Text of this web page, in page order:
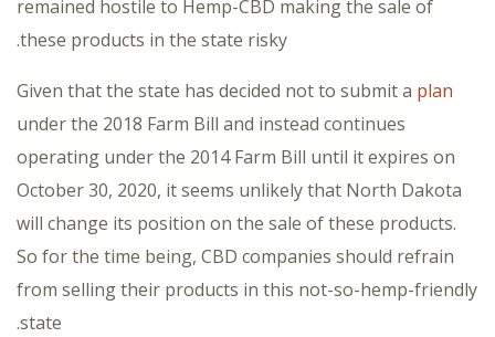
remained hostile to Hemp-CBD making the sale of
these products in the state risky.
Given that the state has decided not to submit a plan
under the 2018 Farm Bill and instead continues
operating under the 2014 Farm Bill until it expires on
October 30, 2020, it seems unlikely that North Dakota
will change its position on the sale of these products.
So for the time being, CBD companies should refrain
from selling their products in this not-so-hemp-friendly
state.